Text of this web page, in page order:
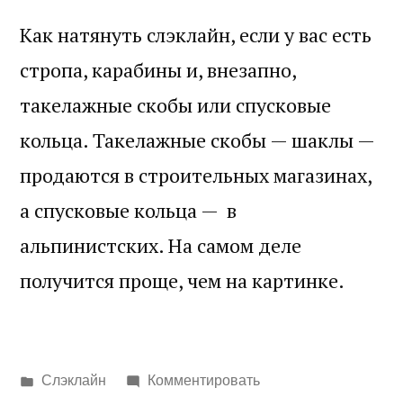
Как натянуть слэклайн, если у вас есть
стропа, карабины и, внезапно,
такелажные скобы или спусковые
кольца. Такелажные скобы — шаклы —
продаются в строительных магазинах,
а спусковые кольца — в
альпинистских. На самом деле
получится проще, чем на картинке.
Написано
Слэклайн Комментировать